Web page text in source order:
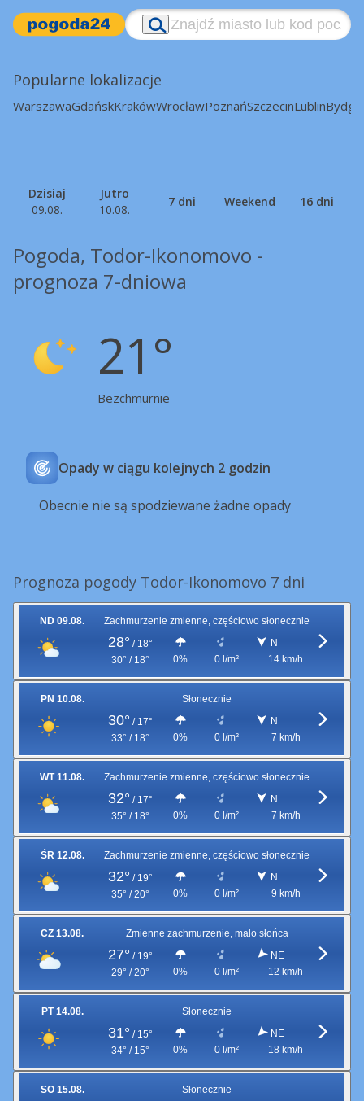
Popularne lokalizacje
WarszawaGdańskKrakówWrocławPoznańSzczecinLublin
Dzisiaj
09.08.
Jutro
10.08.
7 dni Weekend 16 dni
Pogoda, Todor-Ikonomovo -
prognoza 7-dniowa
21°
Bezchmurnie
Opady w ciągu kolejnych 2 godzin
Obecnie nie są spodziewane żadne opady
Prognoza pogody Todor-Ikonomovo 7 dni
ND 09.08. Zachmurzenie zmienne, częściowo słonecznie
28° / 18°
30° / 18°
0% 0 l/m²
N
14 km/h
PN 10.08. Słonecznie
30° / 17°
33° / 18°
0% 0 l/m²
N
7 km/h
WT 11.08. Zachmurzenie zmienne, częściowo słonecznie
32° / 17°
35° / 18°
0% 0 l/m²
N
7 km/h
ŚR 12.08. Zachmurzenie zmienne, częściowo słonecznie
32° / 19°
35° / 20°
0% 0 l/m²
N
9 km/h
CZ 13.08. Zmienne zachmurzenie, mało słońca
27° / 19°
29° / 20°
0% 0 l/m²
NE
12 km/h
PT 14.08. Słonecznie
31° / 15°
34° / 15°
0% 0 l/m²
NE
18 km/h
SO 15.08. Słonecznie